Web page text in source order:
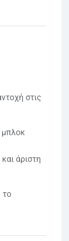
στις
μπλοκ
άριστη
το